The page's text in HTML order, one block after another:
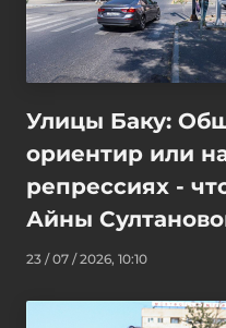
Улицы Баку:
ориентир или
репрессиях -
Айны
23 / 07 / 2026, 10:10